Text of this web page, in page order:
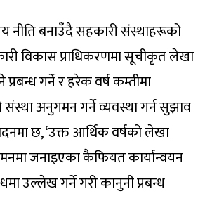
नीति बनाउँदै सहकारी संस्थाहरूको
विकास प्राधिकरणमा सूचीकृत लेखा
गर्ने र हरेक वर्ष कम्तीमा
अनुगमन गर्ने व्यवस्था गर्न सुझाव
छ, ‘उक्त आर्थिक वर्षको लेखा
जनाइएका कैफियत कार्यान्वयन
उल्लेख गर्ने गरी कानुनी प्रबन्ध